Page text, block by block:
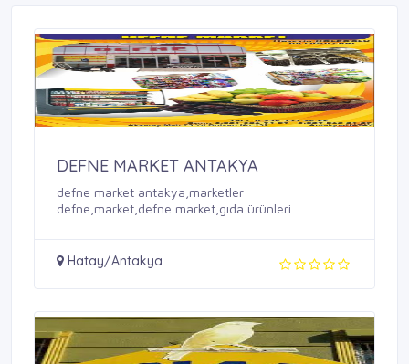
DEFNE MARKET ANTAKYA
defne market antakya,marketler
defne,market,defne market,gıda ürünleri
Hatay/Antakya